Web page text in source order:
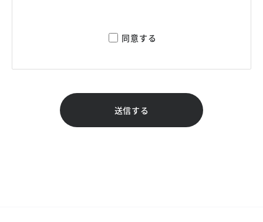
同意する
送信する